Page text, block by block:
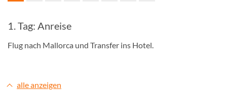
1. Tag: Anreise
Flug nach Mallorca und Transfer ins Hotel.
alle anzeigen